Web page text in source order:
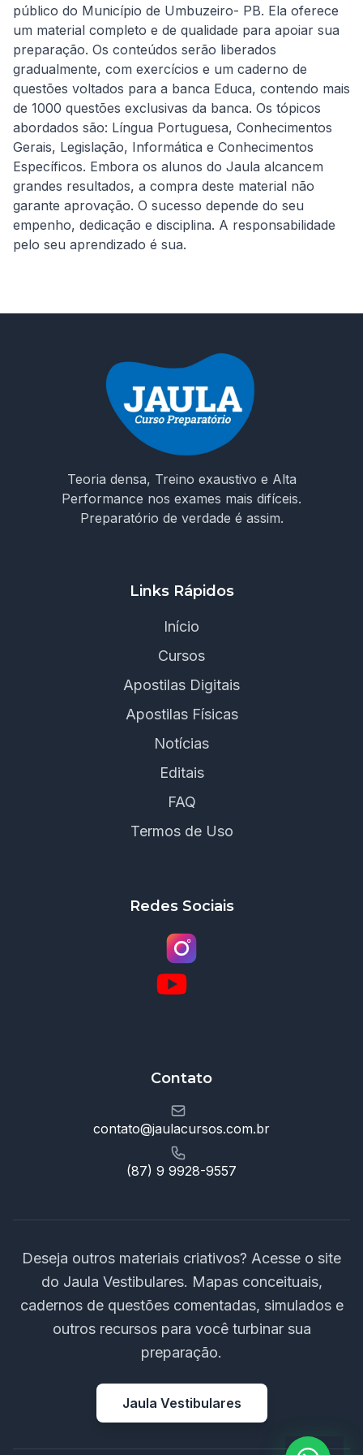
público do Município de Umbuzeiro- PB. Ela oferece
um material completo e de qualidade para apoiar sua
preparação. Os conteúdos serão liberados
gradualmente, com exercícios e um caderno de
questões voltados para a banca Educa, contendo mais
de 1000 questões exclusivas da banca. Os tópicos
abordados são: Língua Portuguesa, Conhecimentos
Gerais, Legislação, Informática e Conhecimentos
Específicos. Embora os alunos do Jaula alcancem
grandes resultados, a compra deste material não
garante aprovação. O sucesso depende do seu
empenho, dedicação e disciplina. A responsabilidade
pelo seu aprendizado é sua.
Teoria densa, Treino exaustivo e Alta
Performance nos exames mais difíceis.
Preparatório de verdade é assim.
Links Rápidos
Início
Cursos
Apostilas Digitais
Apostilas Físicas
Notícias
Editais
FAQ
Termos de Uso
Redes Sociais
Contato
contato@jaulacursos.com.br
(87) 9 9928-9557
Deseja outros materiais criativos? Acesse o site
do Jaula Vestibulares. Mapas conceituais,
cadernos de questões comentadas, simulados e
outros recursos para você turbinar sua
preparação.
Jaula Vestibulares